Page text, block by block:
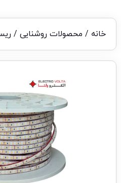
خانه / محصولات روشنایی/